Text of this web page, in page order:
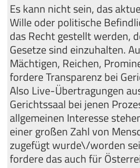
Es kann nicht sein, das
Wille oder politische
das Recht gestellt werden,
Gesetze sind einzuhalten.
Mächtigen, Reichen,
fordere Transparenz bei
Also Live-Übertragungen
Gerichtssaal bei jenen
allgemeinen Interesse
einer großen Zahl von
zugefügt wurde\/worden
fordere das auch für